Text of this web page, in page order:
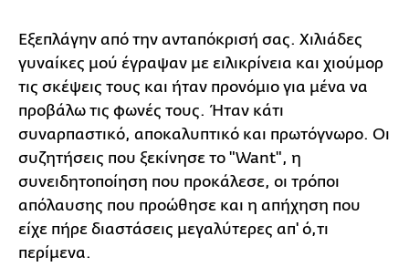
Εξεπλάγην από την ανταπόκρισή σας. Χιλιάδες
γυναίκες μού έγραψαν με ειλικρίνεια και χιούμορ
τις σκέψεις τους και ήταν προνόμιο για μένα να
προβάλω τις φωνές τους. Ήταν κάτι
συναρπαστικό, αποκαλυπτικό και πρωτόγνωρο. Οι
συζητήσεις που ξεκίνησε το "Want", η
συνειδητοποίηση που προκάλεσε, οι τρόποι
απόλαυσης που προώθησε και η απήχηση που
είχε πήρε διαστάσεις μεγαλύτερες απ' ό,τι
περίμενα.